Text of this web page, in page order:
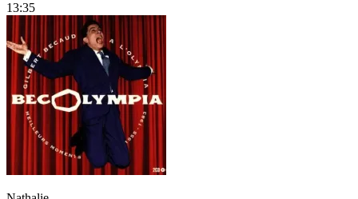
13:35